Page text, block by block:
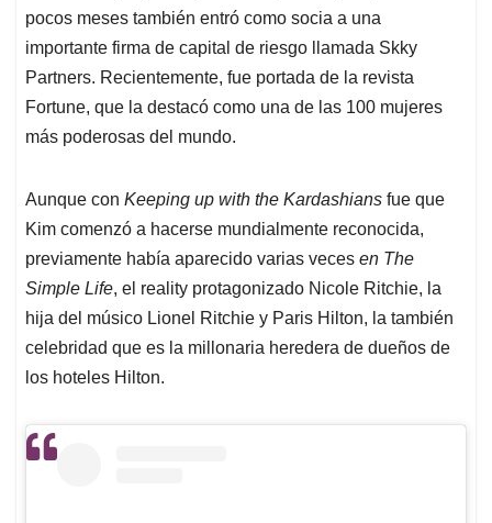
pocos meses también entró como socia a una
importante firma de capital de riesgo llamada Skky
Partners. Recientemente, fue portada de la revista
Fortune, que la destacó como una de las 100 mujeres
más poderosas del mundo.
Aunque con Keeping up with the Kardashians fue que
Kim comenzó a hacerse mundialmente reconocida,
previamente había aparecido varias veces en The
Simple Life, el reality protagonizado Nicole Ritchie, la
hija del músico Lionel Ritchie y Paris Hilton, la también
celebridad que es la millonaria heredera de dueños de
los hoteles Hilton.